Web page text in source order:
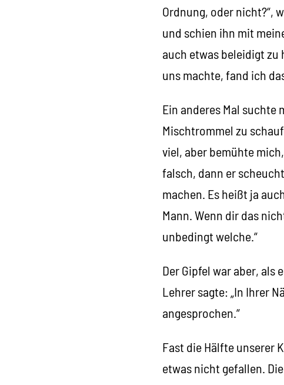
Ordnung, oder nicht?“,
und schien ihn mit
auch etwas beleidigt zu
uns machte, fand ich
Ein anderes Mal suchte
Mischtrommel zu
viel, aber bemühte
falsch, dann er
machen. Es heißt ja
Mann. Wenn dir das
unbedingt welche.“
Der Gipfel war aber, als
Lehrer sagte: „In Ihrer
angesprochen.“
Fast die Hälfte unserer
etwas nicht gefallen.